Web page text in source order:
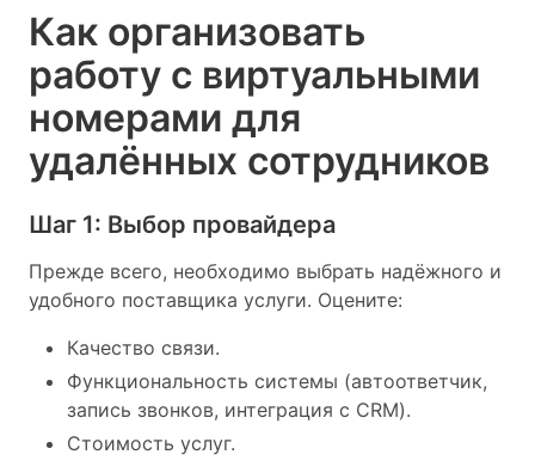
Как организовать
работу с виртуальными
номерами для
удалённых сотрудников
Шаг 1: Выбор провайдера
Прежде всего, необходимо выбрать надёжного и
удобного поставщика услуги. Оцените:
Качество связи.
Функциональность системы (автоответчик,
запись звонков, интеграция с CRM).
Стоимость услуг.